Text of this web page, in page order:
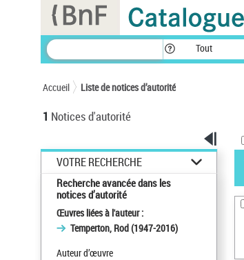
Tout
Accueil Liste de notices d’autorité
1 Notices d'autorité
VOTRE RECHERCHE
Recherche avancée dans les
notices d’autorité
Œuvres liées à l'auteur :
Temperton, Rod (1947-2016)
Auteur d’œuvre
Panneau de gestion des cookies